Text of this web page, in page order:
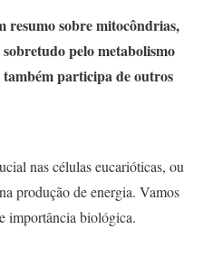
resumo sobre mitocôndrias,
pelo metabolismo
também participa de outros
nas células eucarióticas, ou
produção de energia. Vamos
importância biológica.